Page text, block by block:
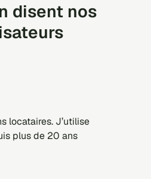
disent nos
locataires. J’utilise
plus de 20 ans